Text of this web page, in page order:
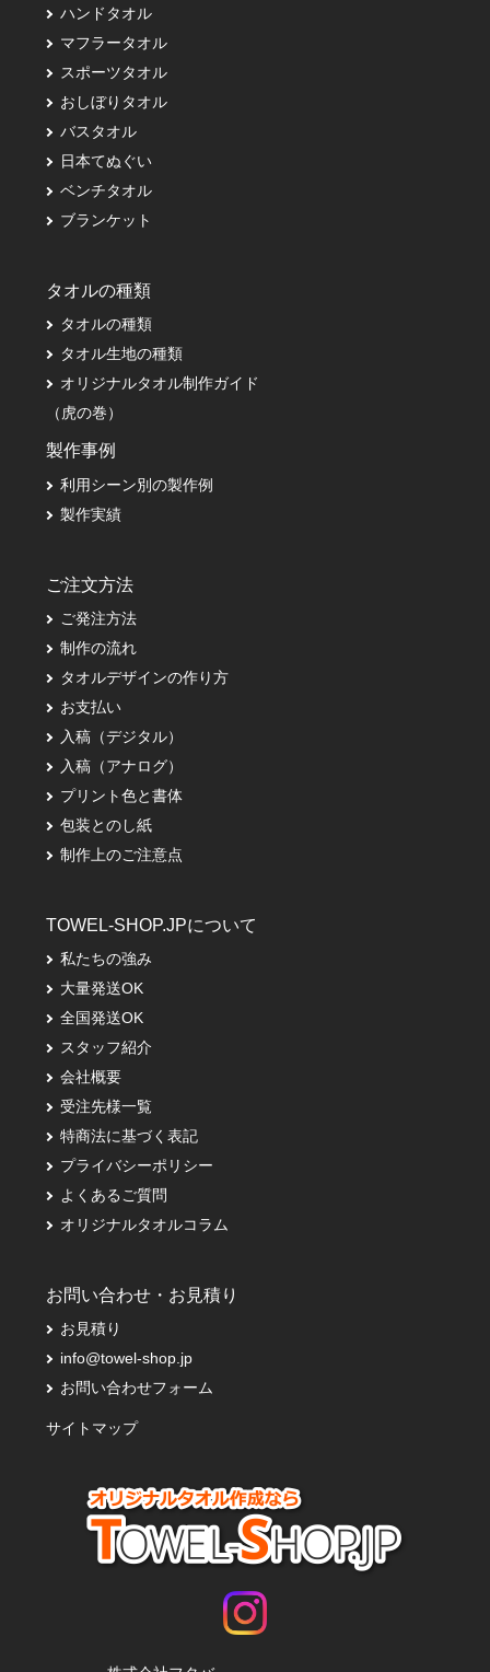
ハンドタオル
マフラータオル
スポーツタオル
おしぼりタオル
バスタオル
日本てぬぐい
ベンチタオル
ブランケット
タオルの種類
タオルの種類
タオル生地の種類
オリジナルタオル制作ガイド
（虎の巻）
製作事例
利用シーン別の製作例
製作実績
ご注文方法
ご発注方法
制作の流れ
タオルデザインの作り方
お支払い
入稿（デジタル）
入稿（アナログ）
プリント色と書体
包装とのし紙
制作上のご注意点
TOWEL-SHOP.JPについて
私たちの強み
大量発送OK
全国発送OK
スタッフ紹介
会社概要
受注先様一覧
特商法に基づく表記
プライバシーポリシー
よくあるご質問
オリジナルタオルコラム
お問い合わせ・お見積り
お見積り
info@towel-shop.jp
お問い合わせフォーム
サイトマップ